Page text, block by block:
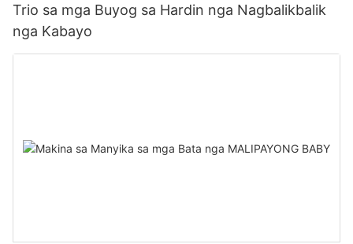
Trio sa mga Buyog sa Hardin nga Nagbalikbalik
nga Kabayo